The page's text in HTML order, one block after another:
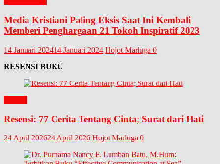
Media Kristiani Paling Eksis Saat Ini Kembali
Memberi Penghargaan 21 Tokoh Inspiratif 2023
14 Januari 202414 Januari 2024 Hojot Marluga 0
RESENSI BUKU
Resensi: 77 Cerita Tentang Cinta; Surat dari Hati
24 April 202624 April 2026 Hojot Marluga 0